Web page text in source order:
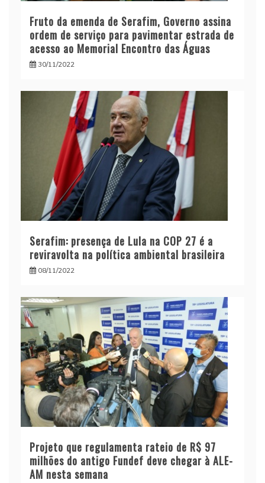
Fruto da emenda de Serafim, Governo assina
ordem de serviço para pavimentar estrada de
acesso ao Memorial Encontro das Águas
30/11/2022
Serafim: presença de Lula na COP 27 é a
reviravolta na política ambiental brasileira
08/11/2022
Projeto que regulamenta rateio de R$ 97
milhões do antigo Fundef deve chegar à ALE-
AM nesta semana